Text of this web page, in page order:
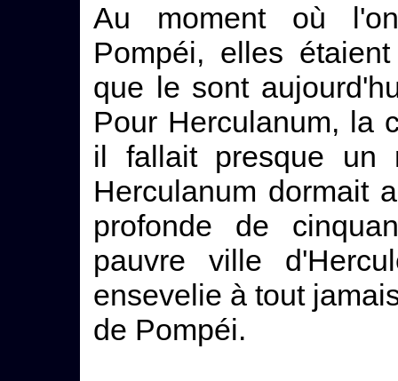
Au moment où
Pompéi, elles
que le sont
Pour Herculanum, la
il fallait presque un
Herculanum dormait
profonde de
pauvre ville
ensevelie à tout
de Pompéi.